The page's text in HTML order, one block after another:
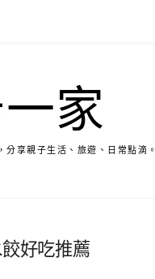
家
享親子生活、旅遊、日常點滴。
好吃推薦